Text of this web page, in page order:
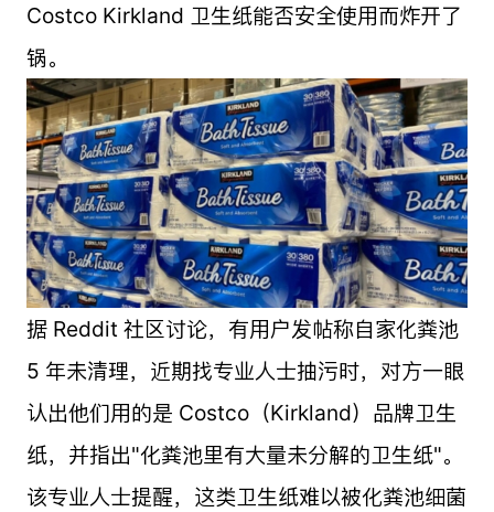
Costco Kirkland 卫生纸能否安全使用而炸开了
锅。
据 Reddit 社区讨论，有用户发帖称自家化粪池
5 年未清理，近期找专业人士抽污时，对方一眼
认出他们用的是 Costco（Kirkland）品牌卫生
纸，并指出"化粪池里有大量未分解的卫生纸"。
该专业人士提醒，这类卫生纸难以被化粪池细菌